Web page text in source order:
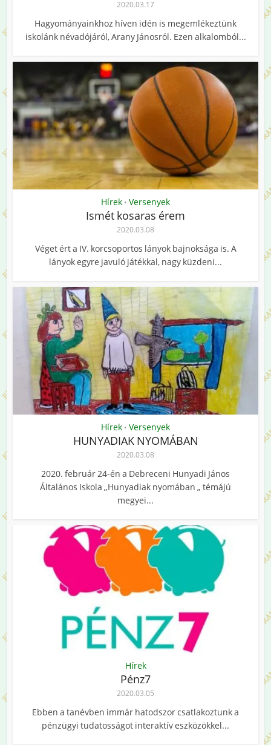
2020.03.17
Hagyományainkhoz híven idén is megemlékeztünk
iskolánk névadójáról, Arany Jánosról. Ezen alkalomból...
Hírek • Versenyek
Ismét kosaras érem
2020.03.08
Véget ért a IV. korcsoportos lányok bajnoksága is. A
lányok egyre javuló játékkal, nagy küzdeni...
Hírek • Versenyek
HUNYADIAK NYOMÁBAN
2020.03.08
2020. február 24-én a Debreceni Hunyadi János
Általános Iskola „Hunyadiak nyomában „ témájú
megyei...
Hírek
Pénz7
2020.03.05
Ebben a tanévben immár hatodszor csatlakoztunk a
pénzügyi tudatosságot interaktív eszközökkel...